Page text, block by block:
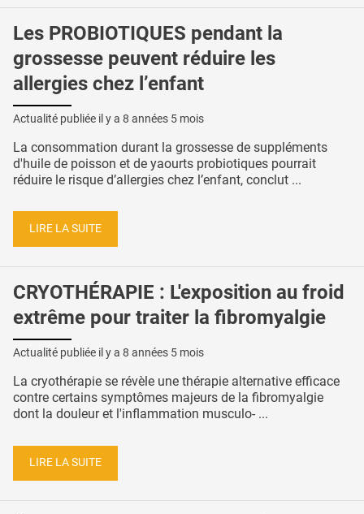
Les PROBIOTIQUES pendant la
grossesse peuvent réduire les
allergies chez l’enfant
Actualité publiée il y a 8 années 5 mois
La consommation durant la grossesse de suppléments
d'huile de poisson et de yaourts probiotiques pourrait
réduire le risque d’allergies chez l’enfant, conclut ...
LIRE LA SUITE
CRYOTHÉRAPIE : L'exposition au froid
extrême pour traiter la fibromyalgie
Actualité publiée il y a 8 années 5 mois
La cryothérapie se révèle une thérapie alternative efficace
contre certains symptômes majeurs de la fibromyalgie
dont la douleur et l'inflammation musculo- ...
LIRE LA SUITE